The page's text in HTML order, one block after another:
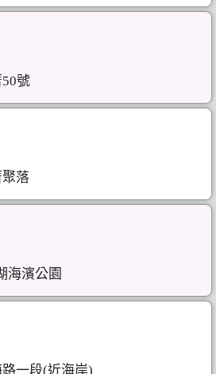
號
落
海濱公園
一段(近海岸)